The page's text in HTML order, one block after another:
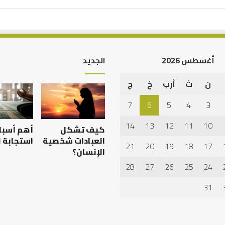
بن سعد: نموذج
الرصيد
التربوي
والطفولة
المبكرة
..
كيف
نترجم
خبرات
ما
الرصيد التربوي والطفولة
المبكرة .. كيف نترجم خبرات ما
أغسطس 2026
ن ث أرب خ
ج
3
4
5
6
7
10
11
12
13
14
17
18
19
20
21
24
25
26
27
28
31
الجديد
كيف تشكل
العبادات شخصية
الإنسان؟
أهم
استجابة